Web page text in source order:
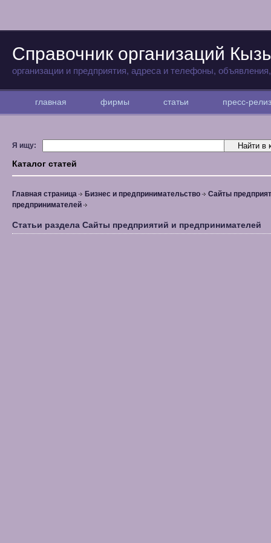
Справочник организаций
организации и предприятия, адреса и телефоны,
главная фирмы статьи пресс-
Я ищу:
Каталог статей
Главная страница Бизнес и предпринимательство
Сайты
предпринимателей
Статьи раздела Сайты предприятий и предпринимателей